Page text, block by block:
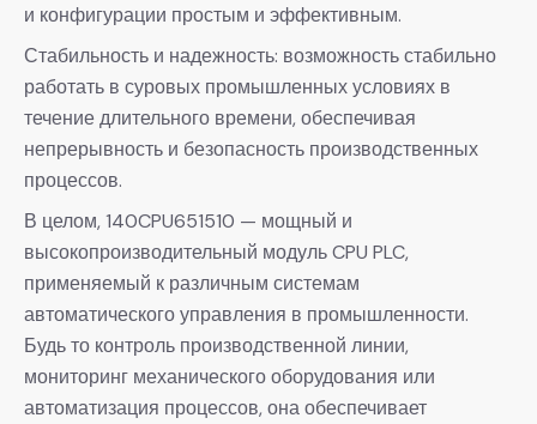
и конфигурации простым и эффективным.
Стабильность и надежность: возможность стабильно
работать в суровых промышленных условиях в
течение длительного времени, обеспечивая
непрерывность и безопасность производственных
процессов.
В целом, 140CPU651510 — мощный и
высокопроизводительный модуль CPU PLC,
применяемый к различным системам
автоматического управления в промышленности.
Будь то контроль производственной линии,
мониторинг механического оборудования или
автоматизация процессов, она обеспечивает